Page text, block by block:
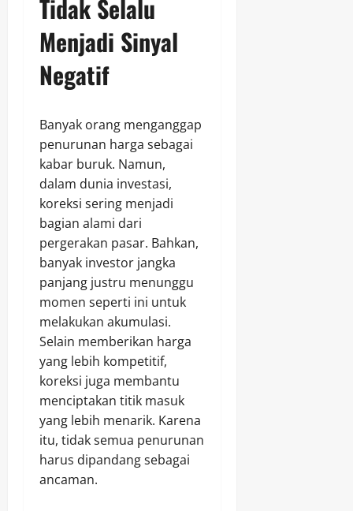
Tidak Selalu
Menjadi Sinyal
Negatif
Banyak orang menganggap
penurunan harga sebagai
kabar buruk. Namun,
dalam dunia investasi,
koreksi sering menjadi
bagian alami dari
pergerakan pasar. Bahkan,
banyak investor jangka
panjang justru menunggu
momen seperti ini untuk
melakukan akumulasi.
Selain memberikan harga
yang lebih kompetitif,
koreksi juga membantu
menciptakan titik masuk
yang lebih menarik. Karena
itu, tidak semua penurunan
harus dipandang sebagai
ancaman.